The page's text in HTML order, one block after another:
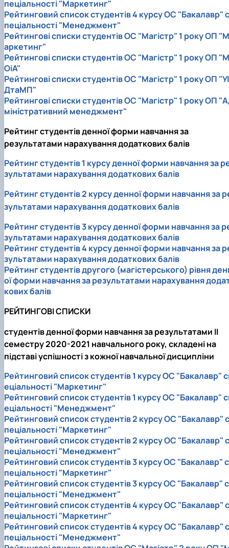
пеціальності "Маркетинг"
Рейтинговий список студентів 4 курсу ОС "Бакалавр" с
пеціальності "Менеджмент"
Рейтингові списки студентів ОС "Магістр" 1 року ОП "М
аркетинг"
Рейтингові списки студентів ОС "Магістр" 1 року ОП "М
ОіА"
Рейтингові списки студентів ОС "Магістр" 1 року ОП "УІ
ДтаМП"
Рейтингові списки студентів ОС "Магістр" 1 року ОП
міністративний менеджмент"
Рейтинг студентів денної форми навчання за
результатами нарахування додаткових балів
Рейтинг студентів 1 курсу денної форми навчання за
зультатами нарахування додаткових балів
Рейтинг студентів 2 курсу денної форми навчання за
зультатами нарахування додаткових балів
Рейтинг студентів 3 курсу денної форми навчання за
зультатами нарахування додаткових балів
Рейтинг студентів 4 курсу денної форми навчання за
зультатами нарахування додаткових балів
Рейтинг студентів другого (магістерського) рівня
ої форми навчання за результатами нарахування
кових балів
РЕЙТИНГОВІ СПИСКИ
студентів денної форми навчання за результатами II
семестру 2020-2021 навчального року, складені на
підставі успішності з кожної навчальної дисципліни
Рейтинговий список студентів 1 курсу ОС "Бакалавр"
еціальності "Маркетинг"
Рейтинговий список студентів 1 курсу ОС "Бакалавр"
еціальності "Менеджмент"
Рейтинговий список студентів 2 курсу ОС "Бакалавр" с
пеціальності "Маркетинг"
Рейтинговий список студентів 2 курсу ОС "Бакалавр" с
пеціальності "Менеджмент"
Рейтинговий список студентів 3 курсу ОС "Бакалавр" с
пеціальності "Маркетинг"
Рейтинговий список студентів 3 курсу ОС "Бакалавр" с
пеціальності "Менеджмент"
Рейтинговий список студентів 4 курсу ОС "Бакалавр" с
пеціальності "Маркетинг"
Рейтинговий список студентів 4 курсу ОС "Бакалавр" с
пеціальності "Менеджмент"